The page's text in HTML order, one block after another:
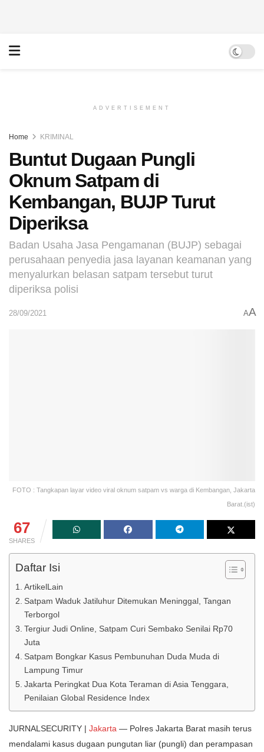
ADVERTISEMENT
Home KRIMINAL
Buntut Dugaan Pungli
Oknum Satpam di
Kembangan, BUJP Turut
Diperiksa
Badan Usaha Jasa Pengamanan (BUJP) sebagai
perusahaan penyedia jasa layanan keamanan yang
menyalurkan belasan satpam tersebut turut
diperiksa polisi
28/09/2021 AA
FOTO : Tangkapan layar video viral oknum satpam vs warga di Kembangan, Jakarta
Barat.(ist)
67
SHARES
Daftar Isi
ArtikelLain
Satpam Waduk Jatiluhur Ditemukan Meninggal, Tangan
Terborgol
Tergiur Judi Online, Satpam Curi Sembako Senilai Rp70
Juta
Satpam Bongkar Kasus Pembunuhan Duda Muda di
Lampung Timur
Jakarta Peringkat Dua Kota Teraman di Asia Tenggara,
Penilaian Global Residence Index
JURNALSECURITY | Jakarta — Polres Jakarta Barat masih terus
mendalami kasus dugaan pungutan liar (pungli) dan perampasan